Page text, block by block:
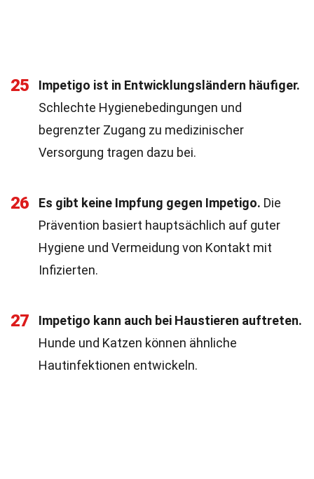
25
Impetigo ist in Entwicklungsländern häufiger.
Schlechte Hygienebedingungen und
begrenzter Zugang zu medizinischer
Versorgung tragen dazu bei.
26 Es gibt keine Impfung gegen Impetigo. Die
Prävention basiert hauptsächlich auf guter
Hygiene und Vermeidung von Kontakt mit
Infizierten.
27
Impetigo kann auch bei Haustieren auftreten.
Hunde und Katzen können ähnliche
Hautinfektionen entwickeln.